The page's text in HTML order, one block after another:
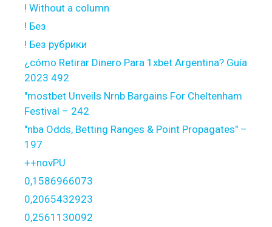
! Without a column
! Без
! Без рубрики
¿cómo Retirar Dinero Para 1xbet Argentina? Guía
2023 492
"mostbet Unveils Nrnb Bargains For Cheltenham
Festival – 242
"nba Odds, Betting Ranges & Point Propagates" –
197
++novPU
0,1586966073
0,2065432923
0,2561130092